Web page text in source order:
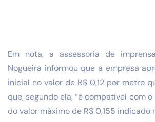
Em nota, a assessoria de
Nogueira informou que a empresa
inicial no valor de R$ 0,12 por metro
que, segundo ela, “é compatível com
do valor máximo de R$ 0,155 indicado